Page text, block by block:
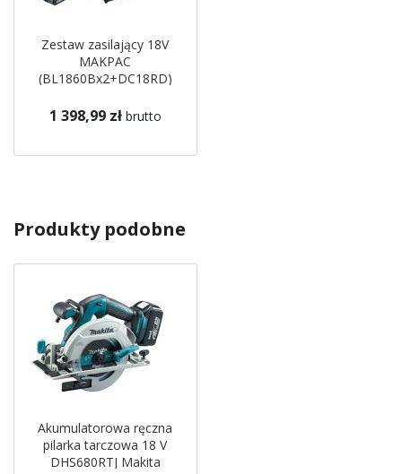
Zestaw zasilający 18V
MAKPAC
(BL1860Bx2+DC18RD)
1 398,99 zł brutto
Produkty podobne
Akumulatorowa ręczna
pilarka tarczowa 18 V
DHS680RTJ Makita